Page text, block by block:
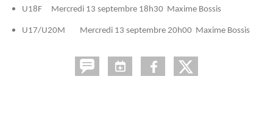
U18F Mercredi 13 septembre 18h30 Maxime Bossis
U17/U20M Mercredi 13 septembre 20h00 Maxime Bossis